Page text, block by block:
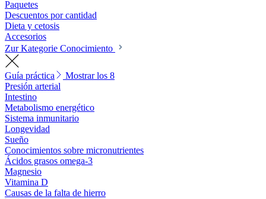
Paquetes
Descuentos por cantidad
Dieta y cetosis
Accesorios
Zur Kategorie Conocimiento
Guía práctica
Mostrar los 8
Presión arterial
Intestino
Metabolismo energético
Sistema inmunitario
Longevidad
Sueño
Conocimientos sobre micronutrientes
Ácidos grasos omega-3
Magnesio
Vitamina D
Causas de la falta de hierro